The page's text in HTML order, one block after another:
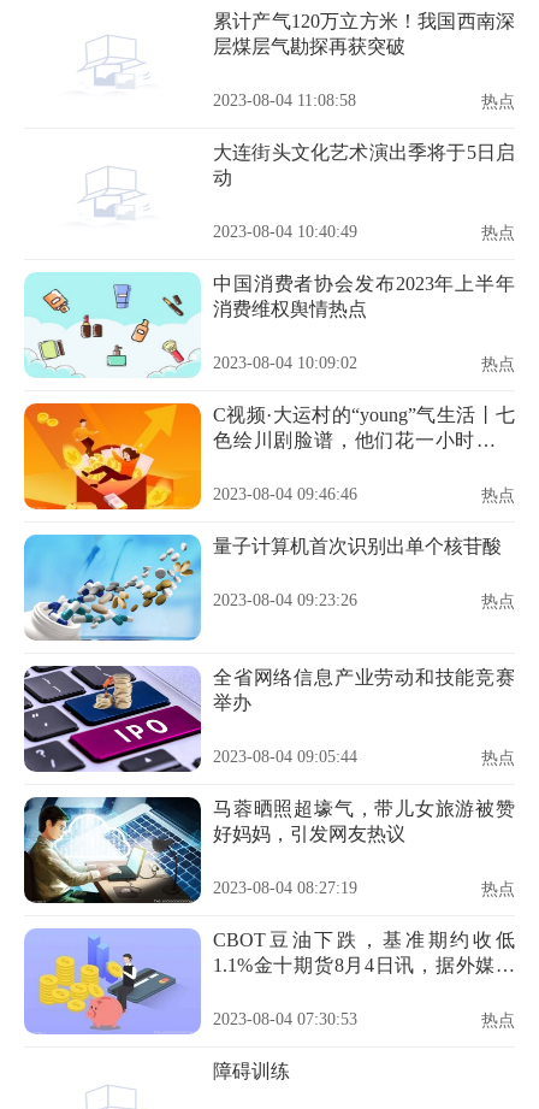
累计产气120万立方米！我国西南深
层煤层气勘探再获突破
2023-08-04 11:08:58 热点
大连街头文化艺术演出季将于5日启
动
2023-08-04 10:40:49 热点
中国消费者协会发布2023年上半年
消费维权舆情热点
2023-08-04 10:09:02 热点
C视频·大运村的“young”气生活丨七
色绘川剧脸谱，他们花一小时感受
2023-08-04 09:46:46 热点
量子计算机首次识别出单个核苷酸
2023-08-04 09:23:26 热点
全省网络信息产业劳动和技能竞赛
举办
2023-08-04 09:05:44 热点
马蓉晒照超壕气，带儿女旅游被赞
好妈妈，引发网友热议
2023-08-04 08:27:19 热点
CBOT豆油下跌，基准期约收低
1.1%金十期货8月4日讯，据外媒报
（CBOT）豆油期货市场收盘下
原因是中西部的降雨改善，马来西
2023-08-04 07:30:53 热点
障碍训练